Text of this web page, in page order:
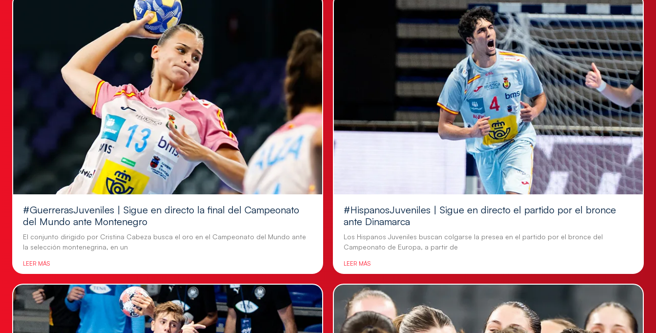
#GuerrerasJuveniles | Sigue en directo la final del Campeonato
del Mundo ante Montenegro
El conjunto dirigido por Cristina Cabeza busca el oro en el Campeonato del Mundo ante
la selección montenegrina, en un
LEER MÁS
#HispanosJuveniles | Sigue en directo el partido por el bronce
ante Dinamarca
Los Hispanos Juveniles buscan colgarse la presea en el partido por el bronce del
Campeonato de Europa, a partir de
LEER MÁS